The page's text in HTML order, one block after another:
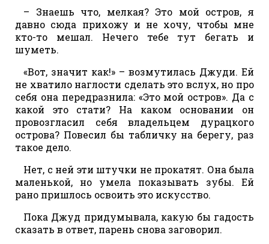
– Знаешь что, мелкая? Это мой остров, я
давно сюда прихожу и не хочу, чтобы мне
кто-то мешал. Нечего тебе тут бегать и
шуметь.
«Вот, значит как!» – возмутилась Джуди. Ей
не хватило наглости сделать это вслух, но про
себя она передразнила: «Это мой остров». Да с
какой это стати? На каком основании он
провозгласил себя владельцем дурацкого
острова? Повесил бы табличку на берегу, раз
такое дело.
Нет, с ней эти штучки не прокатят. Она была
маленькой, но умела показывать зубы. Ей
рано пришлось освоить это искусство.
Пока Джуд придумывала, какую бы гадость
сказать в ответ, парень снова заговорил.